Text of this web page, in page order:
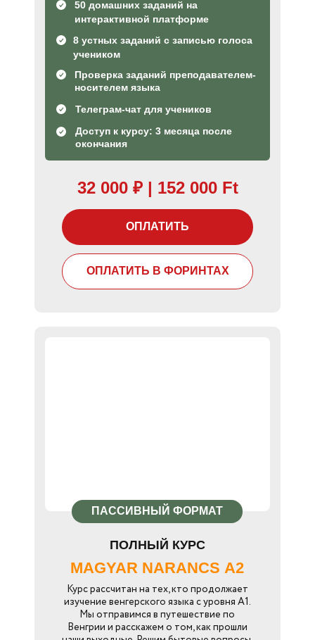
Доступ к курсу: 3 месяца после
окончания
Проверка заданий преподавателем-
носителем языка
8 устных заданий с записью голоса
учеником
Телеграм-чат для учеников
ОПЛАТИТЬ В ФОРИНТАХ
50 домашних заданий на
интерактивной платформе
32 000 ₽| 152 000 Ft
ОПЛАТИТЬ
MAGYAR NARANCS А2
Курс рассчитан на тех, кто продолжает
изучение венгерского языка с уровня А1.
Мы отправимся в путешествие по
Венгрии и расскажем о том, как прошли
ПОЛНЫЙ КУРС
ПАССИВНЫЙ ФОРМАТ